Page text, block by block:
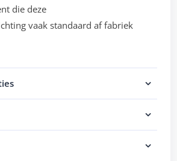
die deze
vaak standaard af fabriek